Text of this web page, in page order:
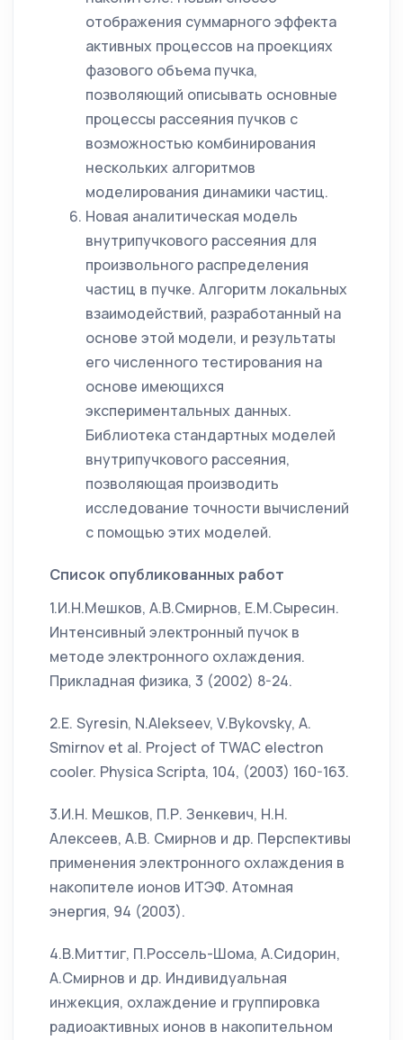
отображения суммарного эффекта
активных процессов на проекциях
фазового объема пучка,
позволяющий описывать основные
процессы рассеяния пучков с
возможностью комбинирования
нескольких алгоритмов
моделирования динамики частиц.
Новая аналитическая модель
внутрипучкового рассеяния для
произвольного распределения
частиц в пучке. Алгоритм локальных
взаимодействий, разработанный на
основе этой модели, и результаты
его численного тестирования на
основе имеющихся
экспериментальных данных.
Библиотека стандартных моделей
внутрипучкового рассеяния,
позволяющая производить
исследование точности вычислений
с помощью этих моделей.
Список опубликованных работ
1.И.Н.Мешков, А.В.Смирнов, Е.М.Сыресин.
Интенсивный электронный пучок в
методе электронного охлаждения.
Прикладная физика, 3 (2002) 8-24.
2.E. Syresin, N.Alekseev, V.Bykovsky, A.
Smirnov et al. Project of TWAC electron
cooler. Physica Scripta, 104, (2003) 160-163.
3.И.Н. Мешков, П.Р. Зенкевич, Н.Н.
Алексеев, А.В. Смирнов и др. Перспективы
применения электронного охлаждения в
накопителе ионов ИТЭФ. Атомная
энергия, 94 (2003).
4.В.Миттиг, П.Россель-Шома, А.Сидорин,
А.Смирнов и др. Индивидуальная
инжекция, охлаждение и группировка
радиоактивных ионов в накопительном